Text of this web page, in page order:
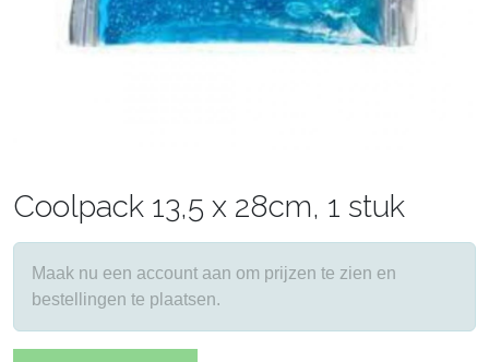
Coolpack 13,5 x 28cm, 1 stuk
Maak nu een account aan om prijzen te zien en
bestellingen te plaatsen.